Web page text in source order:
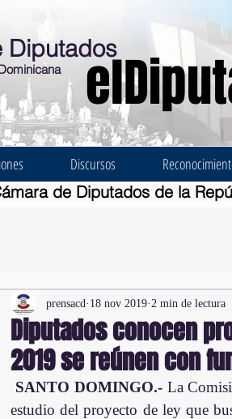
Diputados
Discursos
de Diputados de la
Diputados conocen
2019 se reúnen con
prensacd 18 nov 2019 2 min de lectura
SANTO DOMINGO.- La
estudio del proyecto de ley que